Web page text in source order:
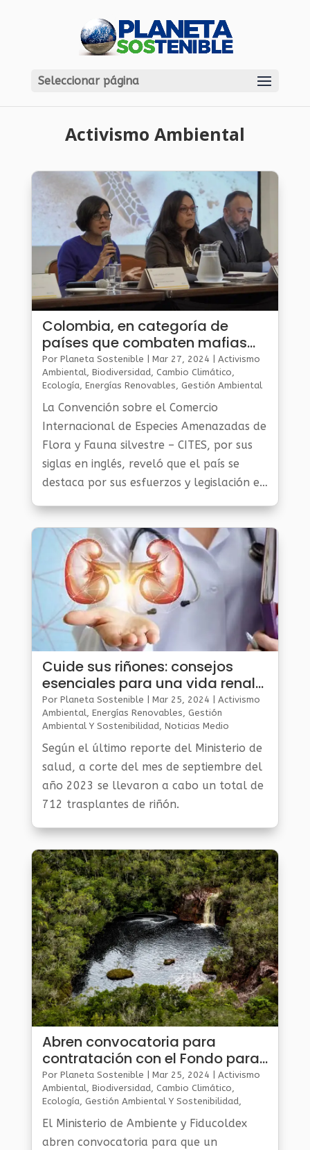
Seleccionar página
Activismo Ambiental
Colombia, en categoría de
países que combaten mafias
de trafico de animales silvestres
Por Planeta Sostenible Mar 27, 2024
Activismo
Ambiental, Biodiversidad, Cambio Climático,
Ecología, Energías Renovables, Gestión Ambiental
Al Día,Planeta Verde
La Convención sobre el Comercio
Internacional de Especies Amenazadas de
Flora y Fauna silvestre – CITES, por sus
siglas en inglés, reveló que el país se
destaca por sus esfuerzos y legislación en
Cuide sus riñones: consejos
esenciales para una vida renal
saludable
Por Planeta Sostenible Mar 25, 2024
Activismo
Ambiental, Energías Renovables, Gestión
Ambiental Y Sostenibilidad, Noticias Medio
Según el último reporte del Ministerio de
salud, a corte del mes de septiembre del
año 2023 se llevaron a cabo un total de
712 trasplantes de riñón.
Abren convocatoria para
contratación con el Fondo para
la Vida
Por Planeta Sostenible Mar 25, 2024
Activismo
Ambiental, Biodiversidad, Cambio Climático,
Ecología, Gestión Ambiental Y Sostenibilidad,
Verde
El Ministerio de Ambiente y Fiducoldex
abren convocatoria para que un